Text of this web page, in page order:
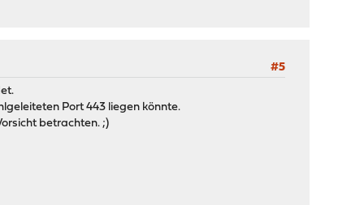
#5
Port 443 liegen könnte.
betrachten. ;)